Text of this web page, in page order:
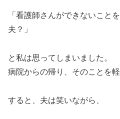
「看護師さんができないこと
夫？」
と私は思ってしまいました。
病院からの帰り、そのことを
すると、夫は笑いながら、